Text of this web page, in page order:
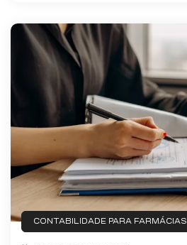
CONTABILIDADE PARA FARMÁCIAS